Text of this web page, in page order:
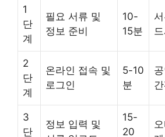
1
단
계
필요 서류 및
정보 준비
10-
15분
2
단
계
온라인 접속 및
로그인
5-10
분
3
단
정보 입력 및
15-
20